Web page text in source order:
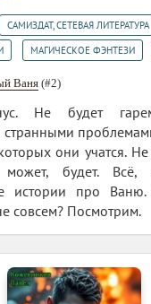
САМИЗДАТ, СЕТЕВАЯ ЛИТЕРАТУРА
МАГИЧЕСКОЕ ФЭНТЕЗИ
Ваня (#2)
Не будет
они учатся.
будет. Всё,
истории про
совсем? Посмотрим.